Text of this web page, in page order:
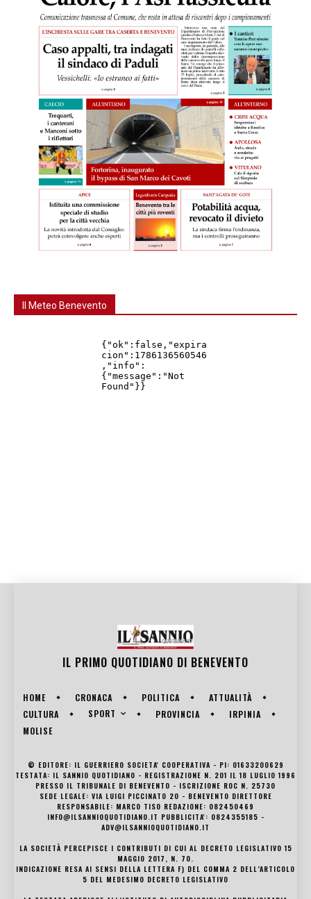
Il Meteo Benevento
IL PRIMO QUOTIDIANO DI BENEVENTO
HOME CRONACA POLITICA
ATTUALITÀ
CULTURA
SPORT PROVINCIA
IRPINIA
MOLISE
© EDITORE: IL GUERRIERO SOCIETA' COOPERATIVA - PI: 01633200629
TESTATA: IL SANNIO QUOTIDIANO - REGISTRAZIONE N. 201 IL 18 LUGLIO 1996
PRESSO IL TRIBUNALE DI BENEVENTO - ISCRIZIONE ROC N. 25730
SEDE LEGALE: VIA LUIGI PICCINATO 20 - BENEVENTO DIRETTORE
RESPONSABILE: MARCO TISO REDAZIONE: 082450469
INFO@ILSANNIOQUOTIDIANO.IT PUBBLICITA': 0824355185 -
ADV@ILSANNIOQUOTIDIANO.IT
LA SOCIETÀ PERCEPISCE I CONTRIBUTI DI CUI AL DECRETO LEGISLATIVO 15
MAGGIO 2017, N. 70.
INDICAZIONE RESA AI SENSI DELLA LETTERA F) DEL COMMA 2 DELL’ARTICOLO
5 DEL MEDESIMO DECRETO LEGISLATIVO